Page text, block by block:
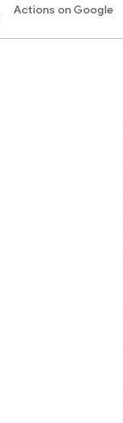
Actions on Google
Le
Home
Su